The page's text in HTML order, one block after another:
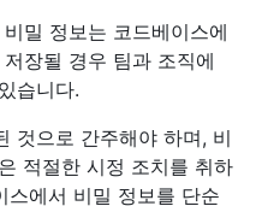
밀 정보는 코드베이스에
장될 경우 팀과 조직에
습니다.
것으로 간주해야 하며, 비
적절한 시정 조치를 취하
스에서 비밀 정보를 단순